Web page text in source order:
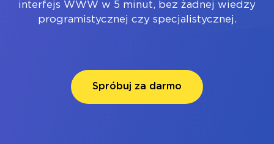
interfejs WWW w 5 minut, bez żadnej wiedzy
programistycznej czy specjalistycznej.
Spróbuj za darmo